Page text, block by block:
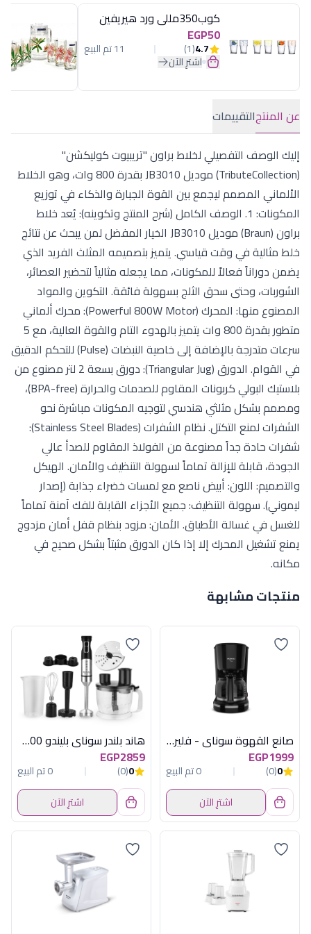
كوب350مللى ورد هيريفين
EGP50
4.7
(1) 11 تم البيع
اشترِ الآن
عن المنتجالتقييمات
إليك الوصف التفصيلي لخلاط براون "تريبيوت كوليكشن"
(TributeCollection) موديل JB3010 بقدرة 800 وات، وهو الخلاط
الألماني المصمم ليجمع بين القوة الجبارة والذكاء في توزيع
المكونات: 1. الوصف الكامل (شرح المنتج وتكوينه): يُعد خلاط
براون (Braun) موديل JB3010 الخيار المفضل لمن يبحث عن نتائج
خلط مثالية في وقت قياسي. يتميز بتصميمه المثلث الفريد الذي
يضمن دوراناً فعالاً للمكونات، مما يجعله مثالياً لتحضير العصائر،
الشوربات، وحتى سحق الثلج بسهولة فائقة. التكوين والمواد
المصنوع منها: المحرك (Powerful 800W Motor): محرك ألماني
متطور بقدرة 800 وات يتميز بالهدوء التام والقوة العالية، مع 5
سرعات متدرجة بالإضافة إلى خاصية النبضات (Pulse) للتحكم الدقيق
في القوام. الدورق (Triangular Jug): دورق بسعة 2 لتر مصنوع من
بلاستيك البولي كربونات المقاوم للصدمات والحرارة (BPA-free)،
ومصمم بشكل مثلثي هندسي لتوجيه المكونات مباشرة نحو
الشفرات لمنع التكتل. نظام الشفرات (Stainless Steel Blades):
شفرات حادة جداً مصنوعة من الفولاذ المقاوم للصدأ عالي
الجودة، قابلة للإزالة تماماً لسهولة التنظيف والأمان. الهيكل
والتصميم: اللون: أبيض ناصع مع لمسات خضراء جذابة (إصدار
ليموني). سهولة التنظيف: جميع الأجزاء القابلة للفك آمنة تماماً
للغسل في غسالة الأطباق. الأمان: مزود بنظام قفل أمان مزدوج
يمنع تشغيل المحرك إلا إذا كان الدورق مثبتاً بشكل صحيح في
مكانه.
منتجات مشابهة
صانع القهوة سوناي - فلير - 870 وات ,بسعة 12 كوب ,اسود SH-1210
EGP1999
0
(0)
0 تم البيع
اشترِ الآن
هاند بلندر سوناي بليندو 1500 وات MAR-577
EGP2859
0
(0)
0 تم البيع
اشترِ الآن